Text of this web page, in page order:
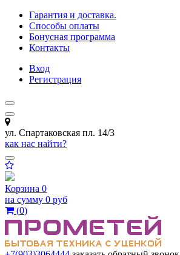
Гарантия и доставка.
Способы оплаты
Бонусная программа
Контакты
Вход
Регистрация
ул. Спартаковская пл. 14/3
как нас найти?
Корзина 0
на сумму 0 руб
(0)